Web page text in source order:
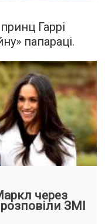
Гаррі
папараці.
через
ЗМІ